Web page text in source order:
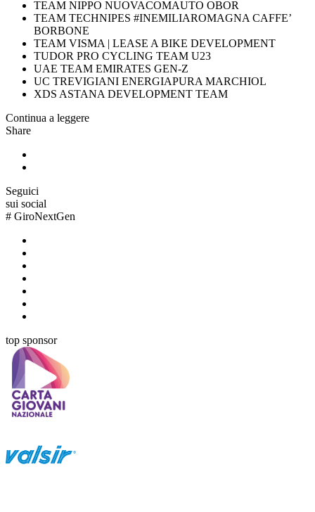
TEAM NIPPO NUOVACOMAUTO OBOR
TEAM TECHNIPES #INEMILIAROMAGNA CAFFE’
BORBONE
TEAM VISMA | LEASE A BIKE DEVELOPMENT
TUDOR PRO CYCLING TEAM U23
UAE TEAM EMIRATES GEN-Z
UC TREVIGIANI ENERGIAPURA MARCHIOL
XDS ASTANA DEVELOPMENT TEAM
Continua a leggere
Share
Seguici
sui social
# GiroNextGen
top sponsor